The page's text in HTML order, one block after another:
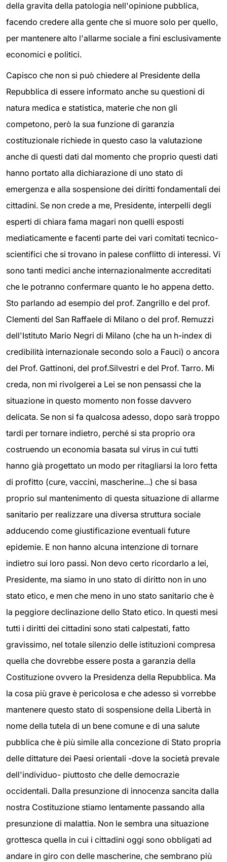
della gravita della patologia nell'opinione pubblica,
facendo credere alla gente che si muore solo per quello,
per mantenere alto l'allarme sociale a fini esclusivamente
economici e politici.
Capisco che non si può chiedere al Presidente della
Repubblica di essere informato anche su questioni di
natura medica e statistica, materie che non gli
competono, però la sua funzione di garanzia
costituzionale richiede in questo caso la valutazione
anche di questi dati dal momento che proprio questi dati
hanno portato alla dichiarazione di uno stato di
emergenza e alla sospensione dei diritti fondamentali dei
cittadini. Se non crede a me, Presidente, interpelli degli
esperti di chiara fama magari non quelli esposti
mediaticamente e facenti parte dei vari comitati tecnico-
scientifici che si trovano in palese conflitto di interessi. Vi
sono tanti medici anche internazionalmente accreditati
che le potranno confermare quanto le ho appena detto.
Sto parlando ad esempio del prof. Zangrillo e del prof.
Clementi del San Raffaele di Milano o del prof. Remuzzi
dell'Istituto Mario Negri di Milano (che ha un h-index di
credibilità internazionale secondo solo a Fauci) o ancora
del Prof. Gattinoni, del prof.Silvestri e del Prof. Tarro. Mi
creda, non mi rivolgerei a Lei se non pensassi che la
situazione in questo momento non fosse davvero
delicata. Se non si fa qualcosa adesso, dopo sarà troppo
tardi per tornare indietro, perché si sta proprio ora
costruendo un economia basata sul virus in cui tutti
hanno già progettato un modo per ritagliarsi la loro fetta
di profitto (cure, vaccini, mascherine...) che si basa
proprio sul mantenimento di questa situazione di allarme
sanitario per realizzare una diversa struttura sociale
adducendo come giustificazione eventuali future
epidemie. E non hanno alcuna intenzione di tornare
indietro sui loro passi. Non devo certo ricordarlo a lei,
Presidente, ma siamo in uno stato di diritto non in uno
stato etico, e men che meno in uno stato sanitario che è
la peggiore declinazione dello Stato etico. In questi mesi
tutti i diritti dei cittadini sono stati calpestati, fatto
gravissimo, nel totale silenzio delle istituzioni compresa
quella che dovrebbe essere posta a garanzia della
Costituzione ovvero la Presidenza della Repubblica. Ma
la cosa più grave è pericolosa e che adesso sì vorrebbe
mantenere questo stato di sospensione della Libertà in
nome della tutela di un bene comune e di una salute
pubblica che è più simile alla concezione di Stato propria
delle dittature dei Paesi orientali -dove la società prevale
dell'individuo- piuttosto che delle democrazie
occidentali. Dalla presunzione di innocenza sancita dalla
nostra Costituzione stiamo lentamente passando alla
presunzione di malattia. Non le sembra una situazione
grottesca quella in cui i cittadini oggi sono obbligati ad
andare in giro con delle mascherine, che sembrano più